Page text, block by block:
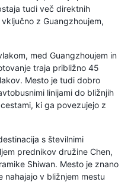
tudi več direktnih
z Guangzhoujem,
med Guangzhoujem in
traja približno 45
Mesto je tudi dobro
linijami do bližnjih
ki ga povezujejo z
s številnimi
prednikov družine Chen,
Shiwan. Mesto je znano
nahajajo v bližnjem mestu